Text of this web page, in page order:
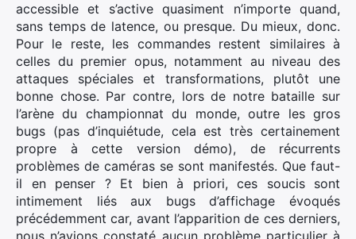
accessible et s’active quasiment n’importe quand,
sans temps de latence, ou presque. Du mieux, donc.
Pour le reste, les commandes restent similaires à
celles du premier opus, notamment au niveau des
attaques spéciales et transformations, plutôt une
bonne chose. Par contre, lors de notre bataille sur
l’arène du championnat du monde, outre les gros
bugs (pas d’inquiétude, cela est très certainement
propre à cette version démo), de récurrents
problèmes de caméras se sont manifestés. Que faut-
il en penser ? Et bien à priori, ces soucis sont
intimement liés aux bugs d’affichage évoqués
précédemment car, avant l’apparition de ces derniers,
nous n’avions constaté aucun problème particulier à